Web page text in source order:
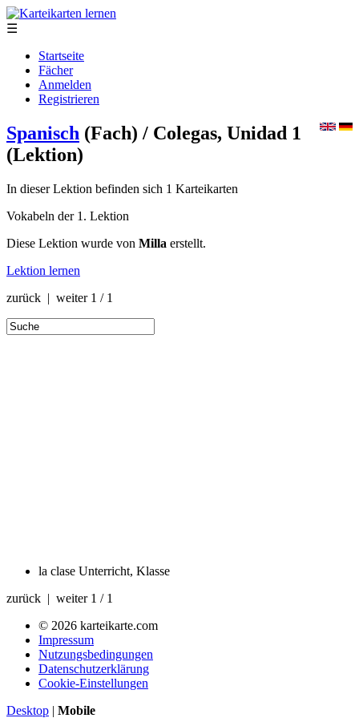
☰
Startseite
Fächer
Anmelden
Registrieren
Spanisch (Fach) / Colegas, Unidad 1
(Lektion)
In dieser Lektion befinden sich 1 Karteikarten
Vokabeln der 1. Lektion
Diese Lektion wurde von Milla erstellt.
Lektion lernen
zurück | weiter 1 / 1
la clase Unterricht, Klasse
zurück | weiter 1 / 1
© 2026 karteikarte.com
Impressum
Nutzungsbedingungen
Datenschutzerklärung
Cookie-Einstellungen
Desktop | Mobile